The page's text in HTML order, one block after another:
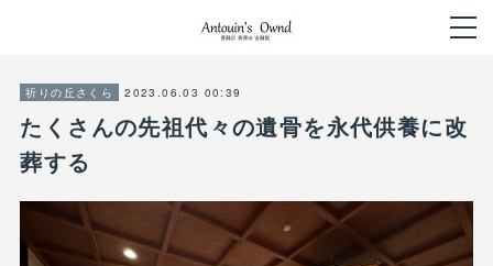
祈りの丘さくら 2023.06.03 00:39
たくさんの先祖代々の遺骨を永代供養に改
葬する